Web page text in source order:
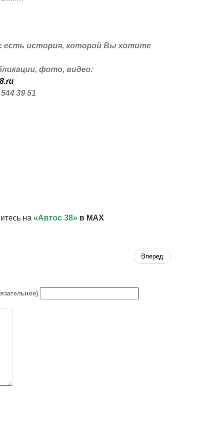
есть история, которой Вы хотите
фото, видео:
39 51
на «Автос 38» в MAX
Вперед